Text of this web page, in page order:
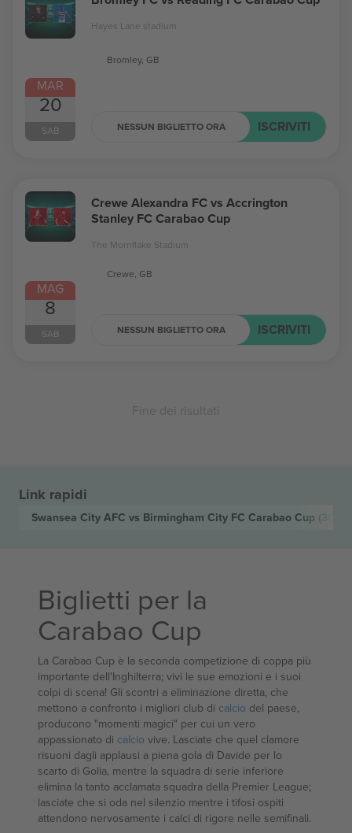
MAR
20
SAB
Hayes Lane stadium
Bromley, GB
NESSUN BIGLIETTO ORA ISCRIVITI
MAG
8
SAB
Crewe Alexandra FC vs Accrington
Stanley FC Carabao Cup
The Mornflake Stadium
Crewe, GB
NESSUN BIGLIETTO ORA ISCRIVITI
Fine dei risultati
Link rapidi
Swansea City AFC vs Birmingham City FC Carabao Cup (30
Biglietti per la
Carabao Cup
La Carabao Cup è la seconda competizione di coppa più
importante dell'Inghilterra; vivi le sue emozioni e i suoi
colpi di scena! Gli scontri a eliminazione diretta, che
mettono a confronto i migliori club di calcio del paese,
producono "momenti magici" per cui un vero
appassionato di calcio vive. Lasciate che quel clamore
risuoni dagli applausi a piena gola di Davide per lo
scarto di Golia, mentre la squadra di serie inferiore
elimina la tanto acclamata squadra della Premier League;
lasciate che si oda nel silenzio mentre i tifosi ospiti
attendono nervosamente i calci di rigore nelle semifinali.